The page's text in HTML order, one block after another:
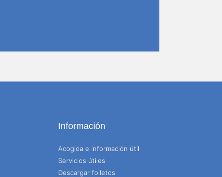
Información
Acogida e información útil
Servicios útiles
Descargar folletos